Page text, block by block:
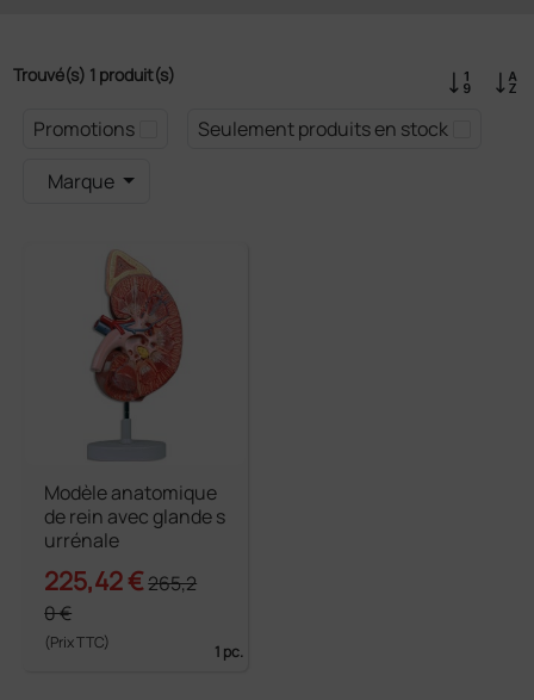
Trouvé(s) 1 produit(s)
Promotions
Seulement produits en stock
Marque
Modèle anatomique
de rein avec glande s
urrénale
225,42 €265,2
0 €
(Prix TTC) 1 pc.